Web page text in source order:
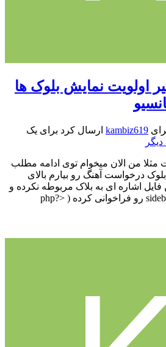
اولویت نمایش بلوک ها
kambiz619 ارسال کرد برای یک
مثلا من الان میخوام توی ادامه مطلب
یا همون فایل single بلوک درخواست آهنگ رو بیارم بالای
اشاره ای به بلاک مربوطه نکرده و
بصورت کلی فایل sidebar رو فراخوانی کرده ( <?php